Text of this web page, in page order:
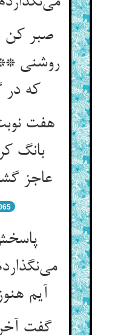
صبر کن
روشنی
که
هفت
بانگ
عاجز
آیم
گفت